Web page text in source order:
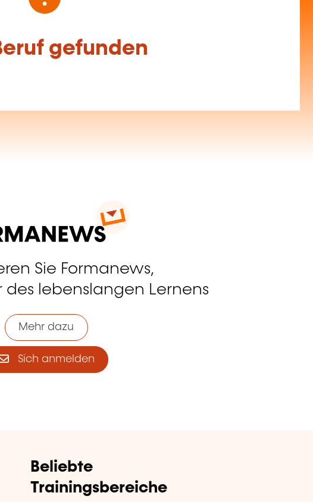
gefunden
Sie Formanews,
lebenslangen Lernens
Mehr dazu
Sich anmelden
Beliebte
Trainingsbereiche